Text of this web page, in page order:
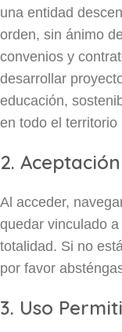
una entidad
orden, sin ánimo
convenios y
desarrollar
educación,
en todo el territorio
2.
Al acceder,
quedar vinculado
totalidad. Si no
por favor
3. Uso